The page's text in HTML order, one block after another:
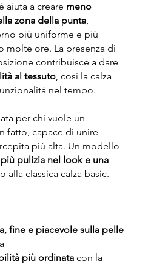
aiuta a creare meno
zona della punta,
più uniforme e più
ore. La presenza di
contribuisce a dare
al tessuto, così la calza
nel tempo.
per chi vuole un
fatto, capace di unire
più alta. Un modello
pulizia nel look e una
alla classica calza basic.
fine e piacevole sulla pelle
più ordinatacon la